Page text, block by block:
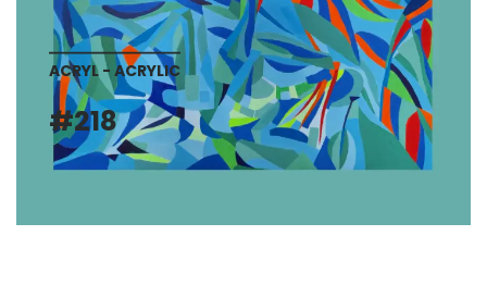
ACRYL - ACRYLIC
#218